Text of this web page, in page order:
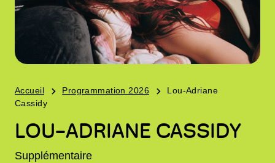
Accueil Programmation 2026
Lou-Adriane
Cassidy
LOU-ADRIANE CASSIDY
Supplémentaire